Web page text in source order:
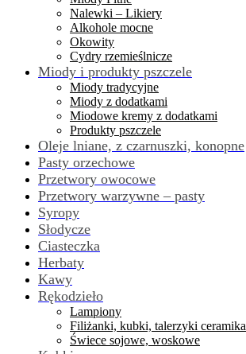
Nalewki – Likiery
Alkohole mocne
Okowity
Cydry rzemieślnicze
Miody i produkty pszczele
Miody tradycyjne
Miody z dodatkami
Miodowe kremy z dodatkami
Produkty pszczele
Oleje lniane, z czarnuszki, konopne
Pasty orzechowe
Przetwory owocowe
Przetwory warzywne – pasty
Syropy
Słodycze
Ciasteczka
Herbaty
Kawy
Rękodzieło
Lampiony
Filiżanki, kubki, talerzyki ceramika
Świece sojowe, woskowe